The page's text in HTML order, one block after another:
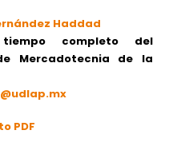
Haddad
completo del
Mercadotecnia de la
PDF